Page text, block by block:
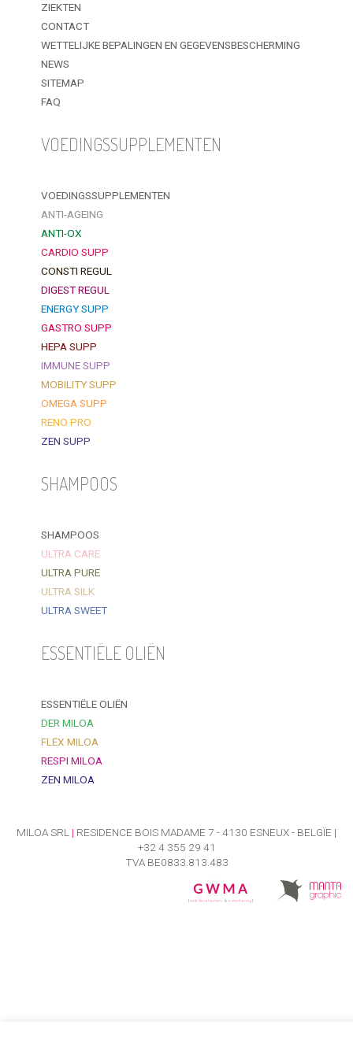
ZIEKTEN
CONTACT
WETTELIJKE BEPALINGEN EN GEGEVENSBESCHERMING
NEWS
SITEMAP
FAQ
VOEDINGSSUPPLEMENTEN
VOEDINGSSUPPLEMENTEN
ANTI-AGEING
ANTI-OX
CARDIO SUPP
CONSTI REGUL
DIGEST REGUL
ENERGY SUPP
GASTRO SUPP
HEPA SUPP
IMMUNE SUPP
MOBILITY SUPP
OMEGA SUPP
RENO PRO
ZEN SUPP
SHAMPOOS
SHAMPOOS
ULTRA CARE
ULTRA PURE
ULTRA SILK
ULTRA SWEET
ESSENTIËLE OLIËN
ESSENTIËLE OLIËN
DER MILOA
FLEX MILOA
RESPI MILOA
ZEN MILOA
MILOA SRL | RESIDENCE BOIS MADAME 7 - 4130 ESNEUX - BELGÏE |
+32 4 355 29 41
TVA BE0833.813.483